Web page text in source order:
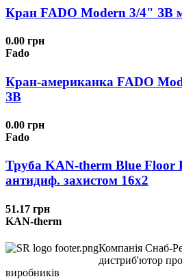
Кран FADO Modern 3/4" ЗВ
0.00 грн
Fado
Кран-американка FADO
ЗВ
0.00 грн
Fado
Труба KAN-therm Blue Floor
антидиф. захистом 16х2
51.17 грн
KAN-therm
Компанія Снаб-
дистриб'ютор
виробників